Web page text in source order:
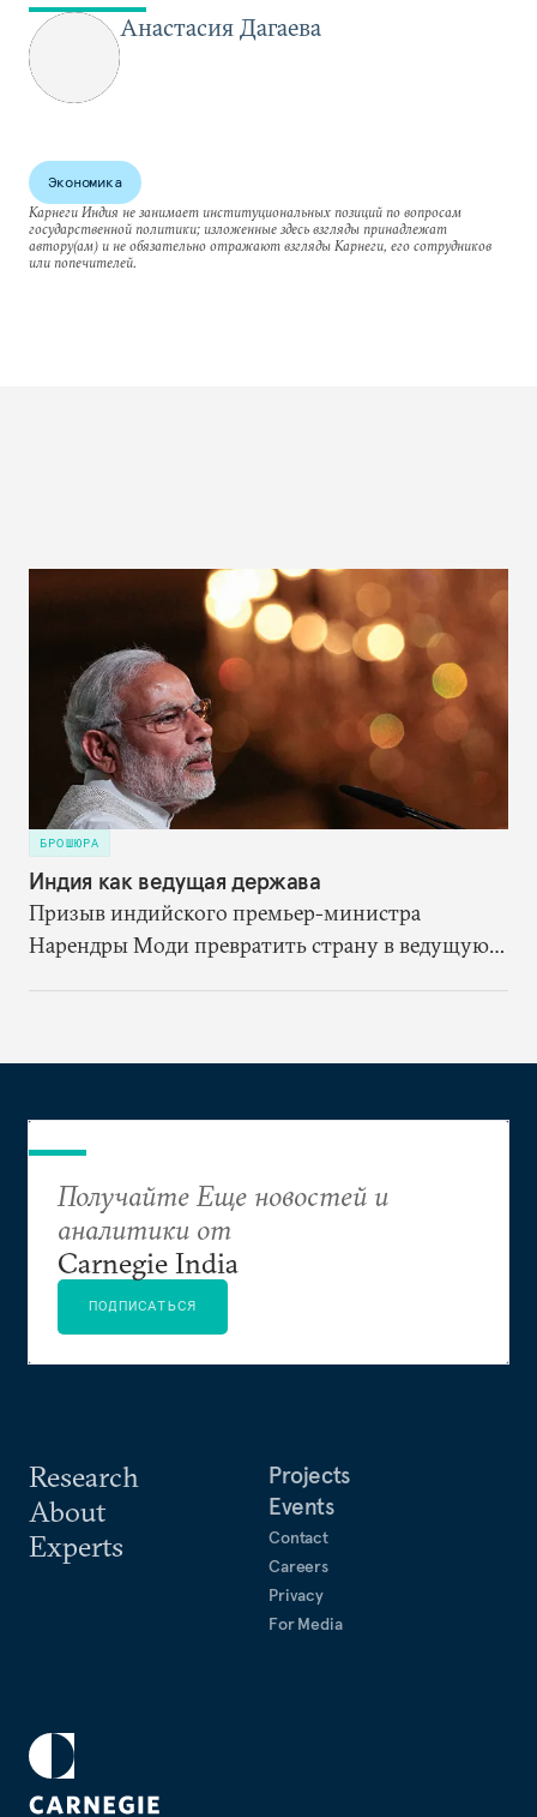
Анастасия Дагаева
Экономика
Карнеги Индия не занимает институциональных позиций по вопросам
государственной политики; изложенные здесь взгляды принадлежат
автору(ам) и не обязательно отражают взгляды Карнеги, его сотрудников
или попечителей.
БРОШЮРА
Индия как ведущая держава
Призыв индийского премьер-министра
Нарендры Моди превратить страну в ведущую
Research
About
Experts
Projects
Events
Contact
Careers
Privacy
For Media
Получайте Еще новостей и
аналитики от
Carnegie India
ПОДПИСАТЬСЯ